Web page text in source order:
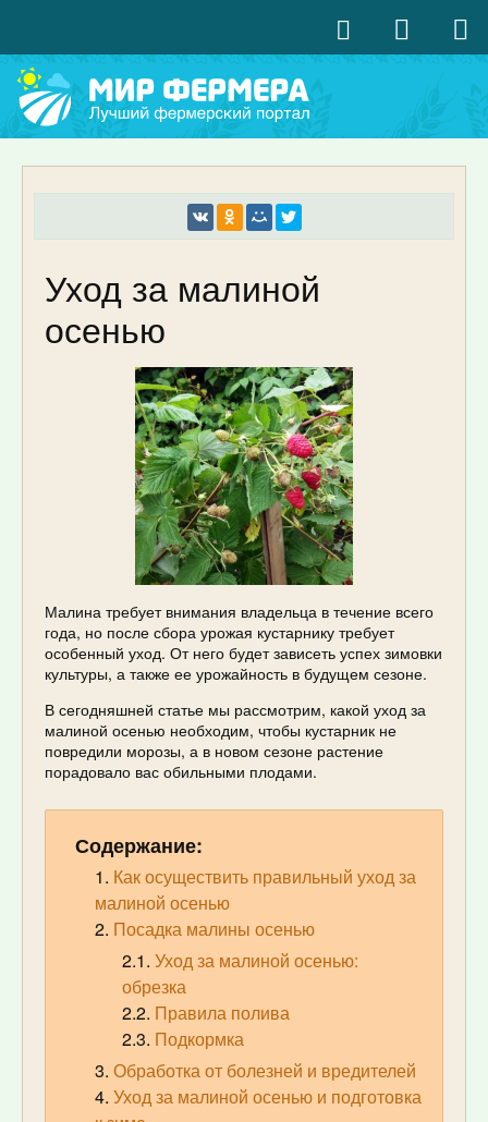
Уход за малиной
осенью
Малина требует внимания владельца в течение всего
года, но после сбора урожая кустарнику требует
особенный уход. От него будет зависеть успех зимовки
культуры, а также ее урожайность в будущем сезоне.
В сегодняшней статье мы рассмотрим, какой уход за
малиной осенью необходим, чтобы кустарник не
повредили морозы, а в новом сезоне растение
порадовало вас обильными плодами.
Содержание:
Как осуществить правильный уход за
малиной осенью
Посадка малины осенью
Уход за малиной осенью:
обрезка
Правила полива
Подкормка
Обработка от болезней и вредителей
Уход за малиной осенью и подготовка